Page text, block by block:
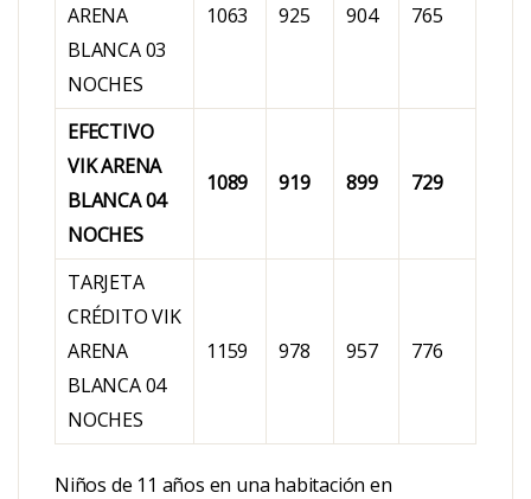
ARENA
BLANCA 03
NOCHES
1063 925 904 765
EFECTIVO
VIK ARENA
BLANCA 04
NOCHES
1089 919 899 729
TARJETA
CRÉDITO VIK
ARENA
BLANCA 04
NOCHES
1159 978 957 776
Niños de 11 años en una habitación en